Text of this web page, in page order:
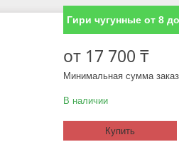
Гири чугунные от 8
от 17 700 ₸
Минимальная сумма
В наличии
Купить